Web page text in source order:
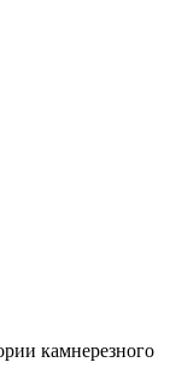
камнерезного